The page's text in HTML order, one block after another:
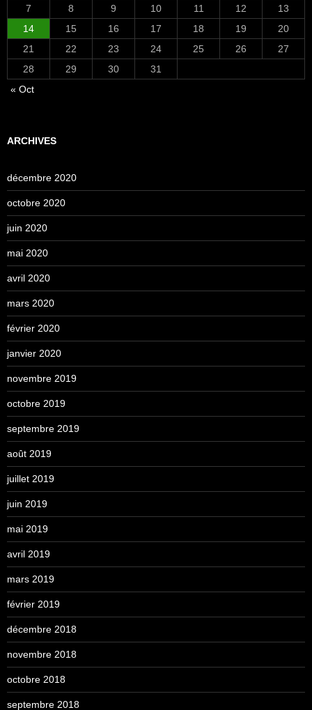
7
8 9 10 11 12
13
14
15 16 17 18 19
20
21
22 23 24 25 26
27
28
29 30
31
« Oct
ARCHIVES
décembre 2020
octobre 2020
juin 2020
mai 2020
avril 2020
mars 2020
février 2020
janvier 2020
novembre 2019
octobre 2019
septembre 2019
août 2019
juillet 2019
juin 2019
mai 2019
avril 2019
mars 2019
février 2019
décembre 2018
novembre 2018
octobre 2018
septembre 2018